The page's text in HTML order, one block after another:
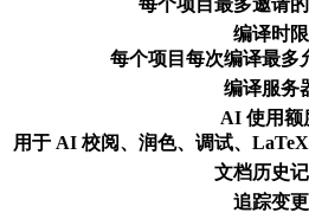
编译时限
每个项目每次编译最多
编译服务
AI 使用额
用于 AI 校阅、润色、调试、
文档历史
追踪变更